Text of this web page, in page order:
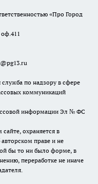
«Про Город
по надзору в сфере
коммуникаций
информации Эл № ФС
охраняется в
праве и не
бы то ни было форме, в
переработке не иначе